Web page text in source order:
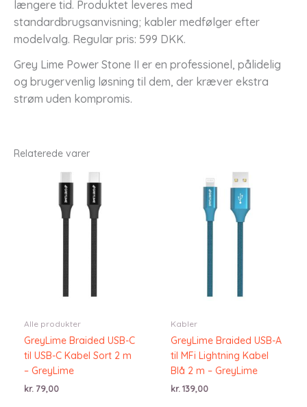
længere tid. Produktet leveres med
standardbrugsanvisning; kabler medfølger efter
modelvalg. Regular pris: 599 DKK.
Grey Lime Power Stone II er en professionel, pålidelig
og brugervenlig løsning til dem, der kræver ekstra
strøm uden kompromis.
Relaterede varer
Alle produkter
GreyLime Braided USB-C
til USB-C Kabel Sort 2 m
– GreyLime
kr. 79,00
Kabler
GreyLime Braided USB-A
til MFi Lightning Kabel
Blå 2 m – GreyLime
kr. 139,00